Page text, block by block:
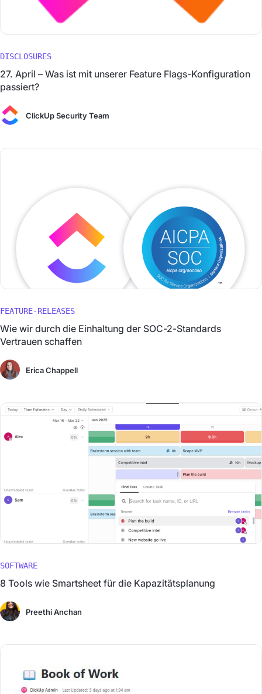
DISCLOSURES
27. April – Was ist mit unserer Feature Flags-Konfiguration
passiert?
ClickUp Security Team
FEATURE-RELEASES
Wie wir durch die Einhaltung der SOC-2-Standards
Vertrauen schaffen
Erica Chappell
SOFTWARE
8 Tools wie Smartsheet für die Kapazitätsplanung
Preethi Anchan